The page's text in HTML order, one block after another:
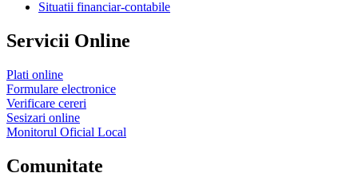
Situatii financiar-contabile
Servicii Online
Plati online
Formulare electronice
Verificare cereri
Sesizari online
Monitorul Oficial Local
Comunitate